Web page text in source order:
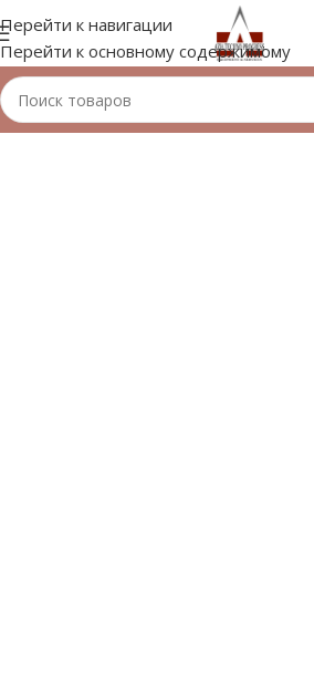
Перейти к навигации
Перейти к основному содержимому